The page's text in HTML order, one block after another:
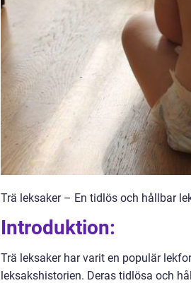
Trä leksaker – En tidlös och hållbar
Introduktion:
Trä leksaker har varit en populär
leksakshistorien. Deras tidlösa och